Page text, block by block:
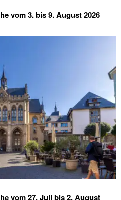
vom 3. bis 9. August 2026
vom 27. Juli bis 2. August